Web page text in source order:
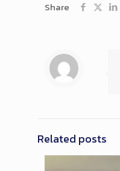
Share
Related posts